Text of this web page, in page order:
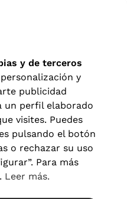
Términos y condiciones
de cookies
y de terceros
y
publicidad
un perfil elaborado
visites. Puedes
pulsando el botón
o rechazar su uso
Para más
Leer más.